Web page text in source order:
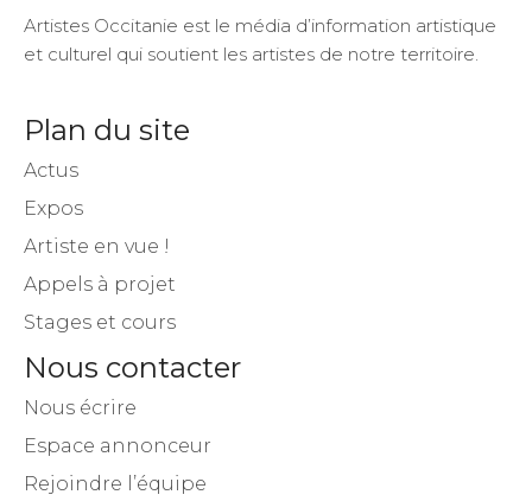
Artistes Occitanie est le média d’information artistique
et culturel qui soutient les artistes de notre territoire.
Plan du site
Actus
Expos
Artiste en vue !
Appels à projet
Stages et cours
Nous contacter
Nous écrire
Espace annonceur
Rejoindre l’équipe